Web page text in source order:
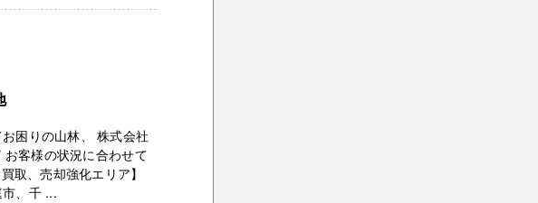
困りの山林、 株式会社
客様の状況に合わせて
取、売却強化エリア】
、千 ...